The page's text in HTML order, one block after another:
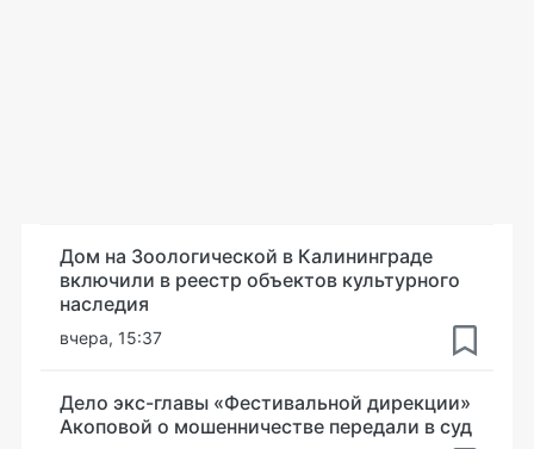
Дом на Зоологической в Калининграде
включили в реестр объектов культурного
наследия
вчера, 15:37
Дело экс-главы «Фестивальной дирекции»
Акоповой о мошенничестве передали в суд